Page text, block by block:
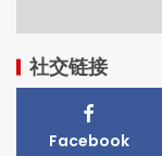
社交链接
Facebook